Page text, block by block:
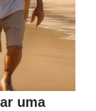
uma